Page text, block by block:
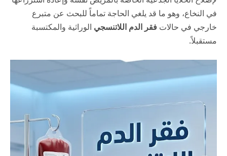
في النخاع، وهو ما قد يلغي الحاجة تماماً للبحث عن متبرع
خارجي في حالات فقر الدم اللاتنسجي الوراثية والمكتسبة
مستقبلاً.